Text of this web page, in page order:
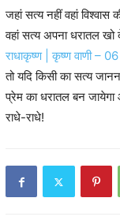
जहां सत्य नहीं वहां विश्वास
वहां सत्य अपना धरातल खो
राधाकृष्ण | कृष्ण वाणी – 06
तो यदि किसी का सत्य
प्रेम का धरातल बन
राधे-राधे!